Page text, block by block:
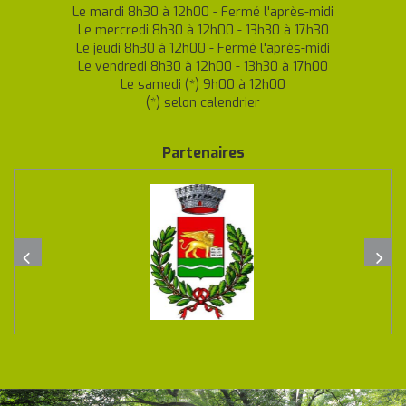
Le mardi 8h30 à 12h00 - Fermé l'après-midi
Le mercredi 8h30 à 12h00 - 13h30 à 17h30
Le jeudi 8h30 à 12h00 - Fermé l'après-midi
Le vendredi 8h30 à 12h00 - 13h30 à 17h00
Le samedi (*) 9h00 à 12h00
(*) selon calendrier
Partenaires